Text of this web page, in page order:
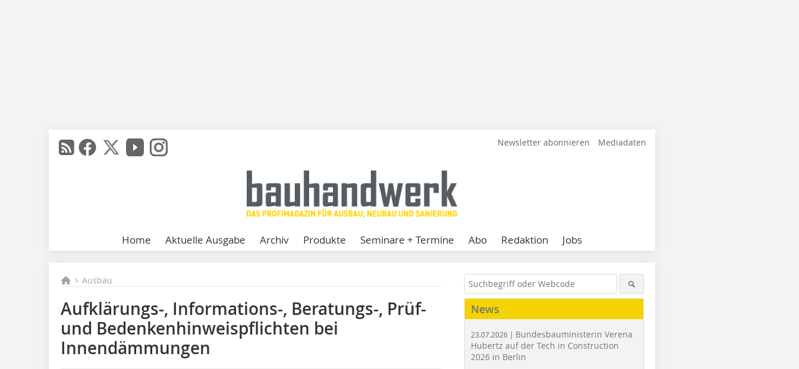
Newsletter abonnieren Mediadaten
Home Aktuelle Ausgabe Archiv Produkte Seminare + Termine Abo Redaktion Jobs
Ausbau
Aufklärungs-, Informations-, Beratungs-, Prüf-
und Bedenkenhinweispflichten bei
Innendämmungen
News
23.07.2026 | Bundesbauministerin Verena
Hubertz auf der Tech in Construction
2026 in Berlin